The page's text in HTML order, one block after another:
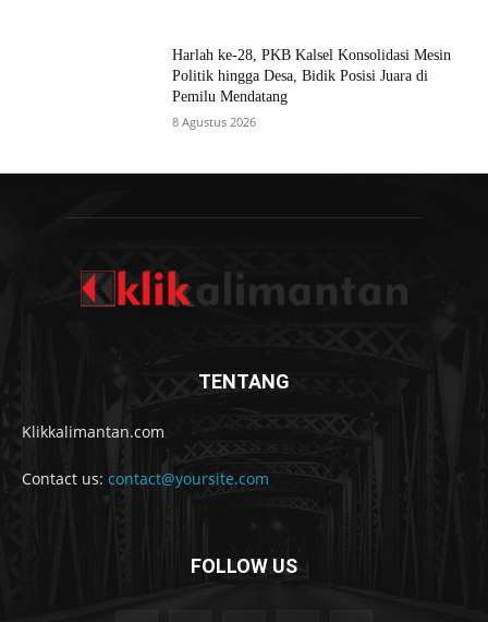
Harlah ke-28, PKB Kalsel Konsolidasi Mesin
Politik hingga Desa, Bidik Posisi Juara di
Pemilu Mendatang
8 Agustus 2026
TENTANG
Klikkalimantan.com
Contact us: contact@yoursite.com
FOLLOW US